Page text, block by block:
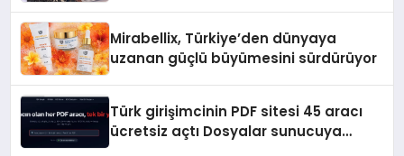
Mirabellix, Türkiye’den dünyaya
uzanan güçlü büyümesini sürdürüyor
Türk girişimcinin PDF sitesi 45 aracı
ücretsiz açtı Dosyalar sunucuya